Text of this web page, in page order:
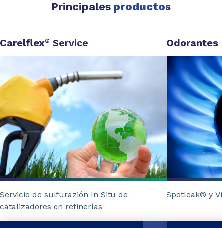
Principales productos
Carelflex® Service
Servicio de sulfurazión In Situ de
catalizadores en refinerías
Odorantes
Spotleak® y